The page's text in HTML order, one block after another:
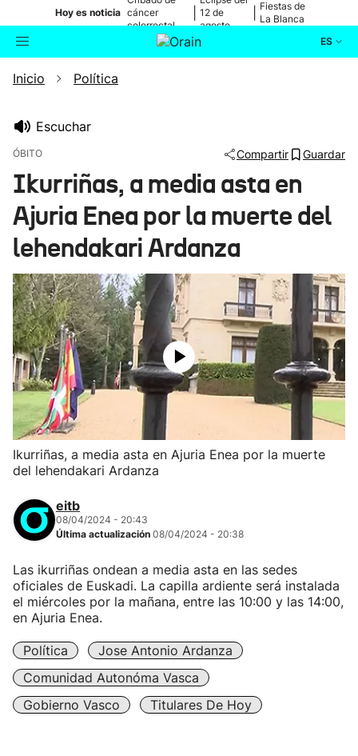
Hoy es noticia cáncer
colorrectal
12 de
agosto
Fiestas de
La Blanca
ES
Buscador
Ikusmiran
Eguraldia
Inicio Política
Escuchar
ÓBITO Compartir Guardar
Ikurriñas, a media asta en
Ajuria Enea por la muerte del
lehendakari Ardanza
Ikurriñas, a media asta en Ajuria Enea por la muerte
del lehendakari Ardanza
eitb
08/04/2024 - 20:43
Última actualización 08/04/2024 - 20:38
Las ikurriñas ondean a media asta en las sedes
oficiales de Euskadi. La capilla ardiente será instalada
el miércoles por la mañana, entre las 10:00 y las 14:00,
en Ajuria Enea.
Política
Jose Antonio Ardanza
Comunidad Autonóma Vasca
Gobierno Vasco
Titulares De Hoy